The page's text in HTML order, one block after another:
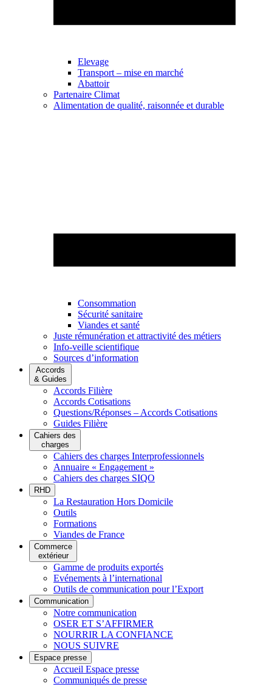
Elevage
Transport – mise en marché
Abattoir
Partenaire Climat
Alimentation de qualité, raisonnée et durable
Consommation
Sécurité sanitaire
Viandes et santé
Juste rémunération et attractivité des métiers
Info-veille scientifique
Sources d’information
Accords
& Guides
Accords Filière
Accords Cotisations
Questions/Réponses – Accords Cotisations
Guides Filière
Cahiers des
charges
Cahiers des charges Interprofessionnels
Annuaire « Engagement »
Cahiers des charges SIQO
RHD
La Restauration Hors Domicile
Outils
Formations
Viandes de France
Commerce
extérieur
Gamme de produits exportés
Evénements à l’international
Outils de communication pour l’Export
Communication
Notre communication
OSER ET S’AFFIRMER
NOURRIR LA CONFIANCE
NOUS SUIVRE
Espace presse
Accueil Espace presse
Communiqués de presse